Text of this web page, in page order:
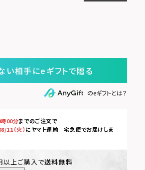
い相手にeギフトで贈る
のeギフトとは？
00分までのご注文で
11（火）にヤマト運輸 宅急便でお届けしま
上ご購入で送料無料